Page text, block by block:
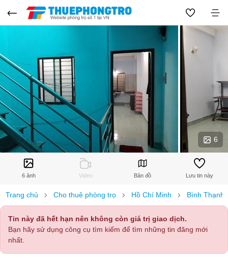
6
6 ảnh Video Bản đồ Lưu tin này
Trang chủ Cho thuê phòng trọ Hồ Chí Minh Bình Thạnh
Tin này đã hết hạn nên không còn giá trị giao dịch.
Bạn hãy sử dụng công cụ tìm kiếm để tìm những tin đăng mới
nhất.